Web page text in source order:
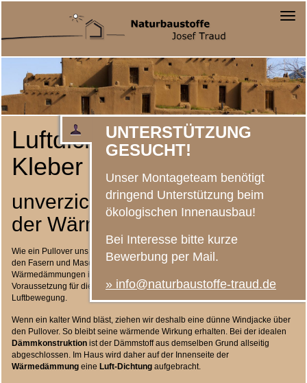
Luftdichtungsbahnen und
Kleber
unverzichtbar für die Funktion
der Wärmedämmung
Wie ein Pullover uns Menschen durch die unbewegten Lufteinschlüsse in
den Fasern und Maschen wärmt, so beruht auch die Wirkung der
Wärmedämmungen im Bau auf den Lufteinschlüssen im
Voraussetzung für die dämmende Wirkung ist aber deren Schutz vor
Luftbewegung.
Wenn ein kalter Wind bläst, ziehen wir deshalb eine dünne Windjacke über
den Pullover. So bleibt seine wärmende Wirkung erhalten. Bei der idealen
Dämmkonstruktion ist der Dämmstoff aus demselben Grund allseitig
abgeschlossen. Im Haus wird daher auf der Innenseite der
Wärmedämmung eine Luft-Dichtung aufgebracht.
UNTERSTÜTZUNG
GESUCHT!
Unser Montageteam benötigt
dringend Unterstützung beim
ökologischen Innenausbau!
Bei Interesse bitte kurze
Bewerbung per Mail.
» info@naturbaustoffe-traud.de